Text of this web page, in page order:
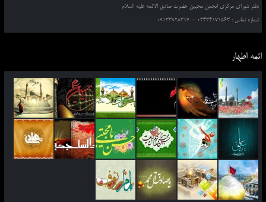
دفتر شورای مرکزی انجمن محبین حضرت صادق الائمه علیه السلام
شماره تماس : 03434171563 – 09133928317
ائمه اطهار